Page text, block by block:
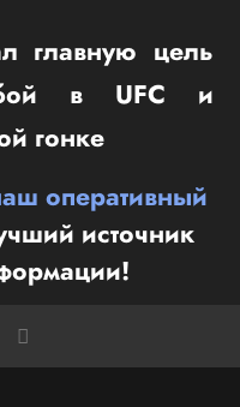
главную цель
в UFC и
гонке
оперативный
источник